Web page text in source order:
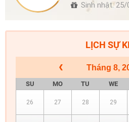
Sinh nhật: 25/
LỊCH SỰ
Tháng 8,
SU MO TU WE
26 27 28 29